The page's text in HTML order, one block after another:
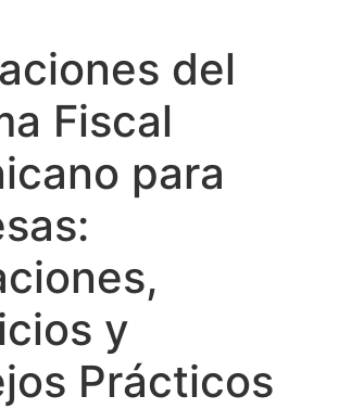
del
Fiscal
para
y
Prácticos